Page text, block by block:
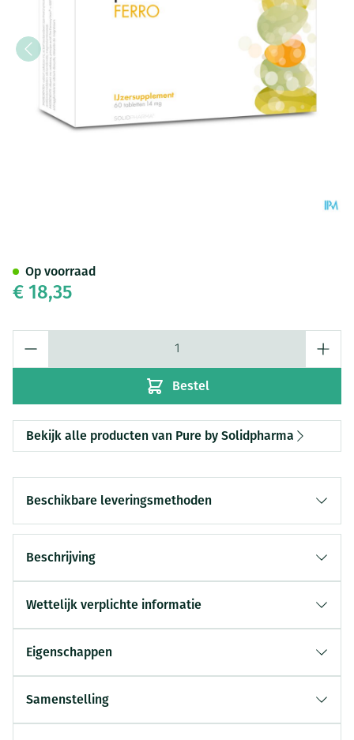
€ 18,35
Bestel
Op voorraad
Bekijk alle producten van Pure by Solidpharma
Beschikbare leveringsmethoden
Beschrijving
Wettelijk verplichte informatie
Eigenschappen
Samenstelling